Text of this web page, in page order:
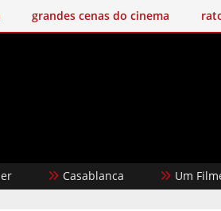
grandes cenas do cinema
Casablanca Um Filme